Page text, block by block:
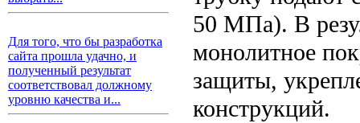
Для того, что бы разработка
сайта прошла удачно, и
полученный результат
соответствовал должному
уровню качества и...
50 МПа). В
монолитное
защиты,
конструкций.